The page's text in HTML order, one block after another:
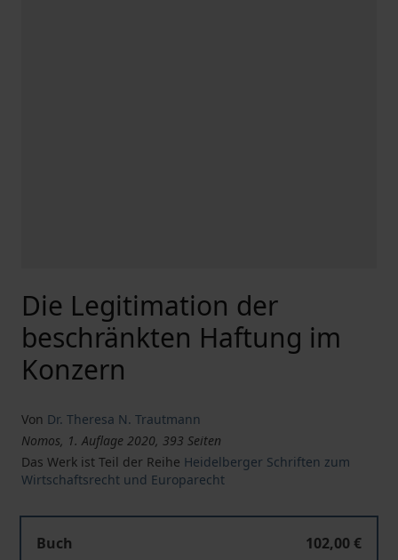
Die Legitimation der
beschränkten Haftung im
Konzern
Von Dr. Theresa N. Trautmann
Nomos, 1. Auflage 2020, 393 Seiten
Das Werk ist Teil der Reihe Heidelberger Schriften zum
Wirtschaftsrecht und Europarecht
Buch
102,00 €